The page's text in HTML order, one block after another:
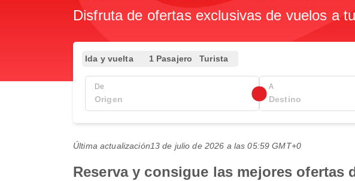
Disfruta de ofertas exclusivas de vuelos a
Ida y vuelta 1 Pasajero Turista
De A
Última actualización13 de julio de 2026 a las 05:59 GMT+0
Reserva y consigue las mejores